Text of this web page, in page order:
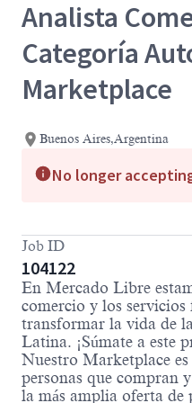
Analista
Categoría
Marketplace
Buenos Aires,Argentina
No longer
Job ID
104122
En Mercado Libre
comercio y los
transformar la vida de
Latina. ¡Súmate a este
Nuestro Marketplace
personas que compran
la más amplia oferta de